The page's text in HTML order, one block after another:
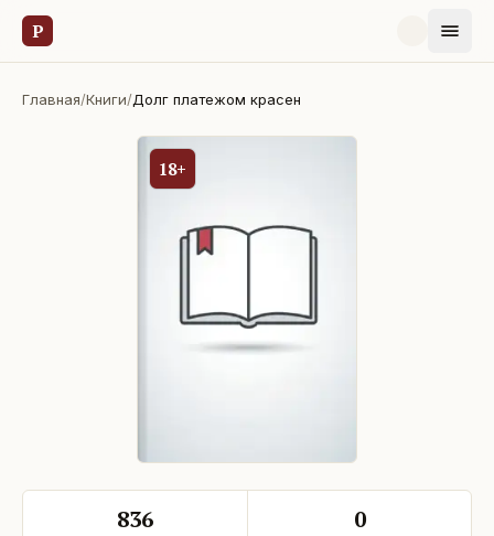
Р
Главная/Книги/Долг платежом красен
18+
836 0